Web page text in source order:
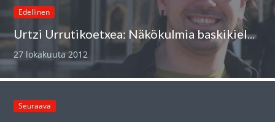
Edellinen
Urtzi Urrutikoetxea: Näkökulmia baskikieleen ja -kulttuuriin
27 lokakuuta 2012
Seuraava